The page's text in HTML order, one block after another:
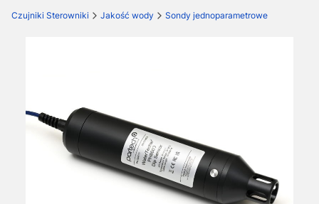
Czujniki Sterowniki Jakość wody Sondy jednoparametrowe